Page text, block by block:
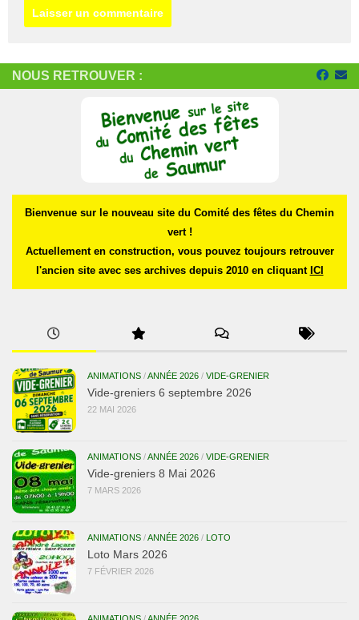
NOUS RETROUVER :
Bienvenue sur le nouveau site du Comité des fêtes du Chemin
vert !
Actuellement en construction, vous pouvez toujours retrouver
l'ancien site avec ses archives depuis 2010 en cliquant ICI
ANIMATIONS /ANNÉE 2026 / VIDE-GRENIER
Vide-greniers 6 septembre 2026
22 MAI 2026
ANIMATIONS /ANNÉE 2026 / VIDE-GRENIER
Vide-greniers 8 Mai 2026
7 MARS 2026
ANIMATIONS /ANNÉE 2026 / LOTO
Loto Mars 2026
7 FÉVRIER 2026
ANIMATIONS / ANNÉE 2026